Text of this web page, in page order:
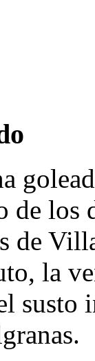
de los
de
la